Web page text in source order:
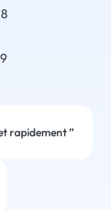
rapidement”